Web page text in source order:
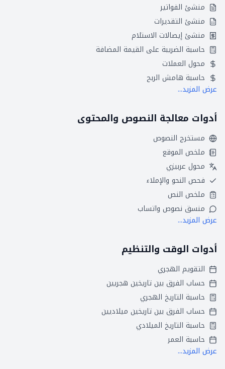
منشئ الفواتير
منشئ التقديرات
منشئ إيصالات الاستلام
حاسبة الضريبة على القيمة المضافة
محول العملات
حاسبة هامش الربح
عرض المزيد...
أدوات معالجة النصوص والمحتوى
مستخرج النصوص
ملخص الموقع
محول عربيزي
فحص النحو والإملاء
ملخص النص
منسق نصوص واتساب
عرض المزيد...
أدوات الوقت والتنظيم
التقويم الهجري
حساب الفرق بين تاريخين هجريين
حاسبة التاريخ الهجري
حساب الفرق بين تاريخين ميلاديين
حاسبة التاريخ الميلادي
حاسبة العمر
عرض المزيد...